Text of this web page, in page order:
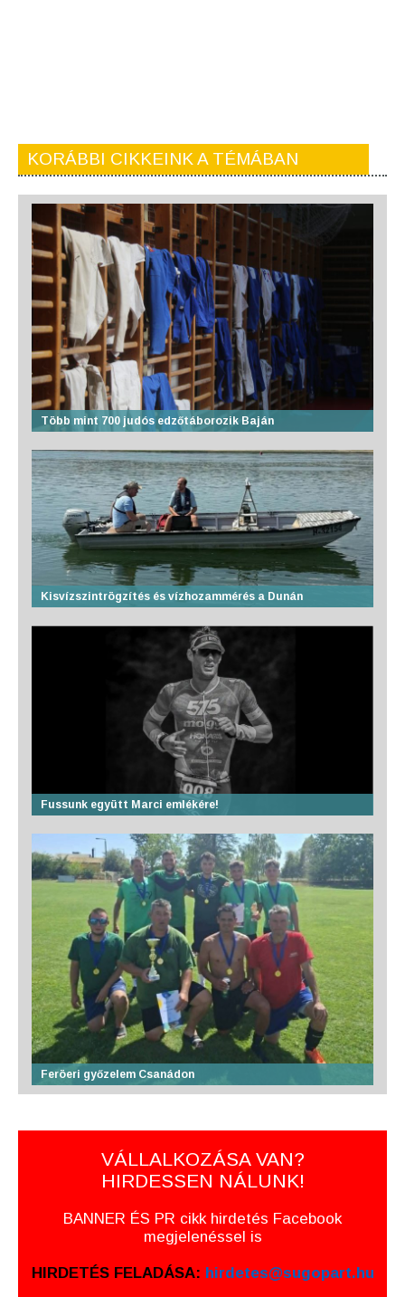
KORÁBBI CIKKEINK A TÉMÁBAN
Több mint 700 judós edzőtáborozik Baján
Kisvízszintrögzítés és vízhozammérés a Dunán
Fussunk együtt Marci emlékére!
Feröeri győzelem Csanádon
VÁLLALKOZÁSA VAN?
HIRDESSEN NÁLUNK!
BANNER ÉS PR cikk hirdetés Facebook
megjelenéssel is
HIRDETÉS FELADÁSA: hirdetes@sugopart.hu